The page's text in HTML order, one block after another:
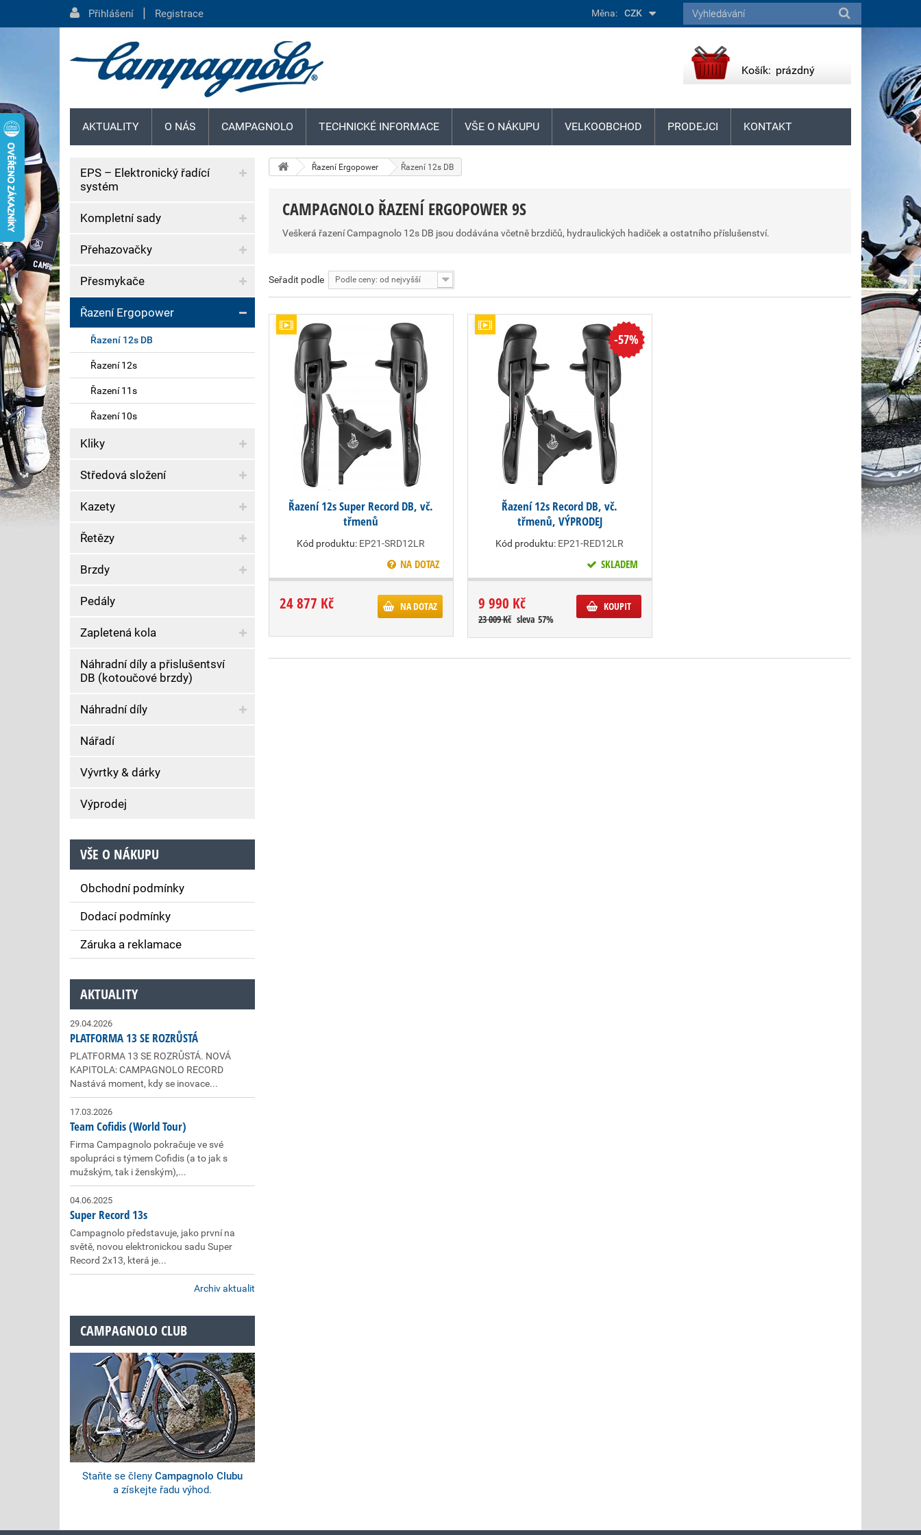
Řazení Ergopower Řazení 12s DB
CAMPAGNOLO ŘAZENÍ ERGOPOWER 9S
Veškerá řazení Campagnolo 12s DB jsou dodávána včetně brzdičů, hydraulických hadiček a ostatního příslušenství.
Seřadit podle Podle ceny: od nejvyšší
Řazení 12s Super Record DB, vč.
třmenů
Kód produktu: EP21-SRD12LR
NA DOTAZ
24 877 Kč NA DOTAZ
-57%
Řazení 12s Record DB, vč.
třmenů, VÝPRODEJ
Kód produktu: EP21-RED12LR
SKLADEM
9 990 Kč
23 009 Kč sleva 57%
KOUPIT
EPS – Elektronický řadící
systém
Kompletní sady
Přehazovačky
Přesmykače
Řazení Ergopower
Řazení 12s DB
Řazení 12s
Řazení 11s
Řazení 10s
Kliky
Středová složení
Kazety
Řetězy
Brzdy
Pedály
Zapletená kola
Náhradní díly a přislušentsví
DB (kotoučové brzdy)
Náhradní díly
Nářadí
Vývrtky & dárky
Výprodej
VŠE O NÁKUPU
Obchodní podmínky
Dodací podmínky
Záruka a reklamace
AKTUALITY
29.04.2026
PLATFORMA 13 SE ROZRŮSTÁ
PLATFORMA 13 SE ROZRŮSTÁ. NOVÁ
KAPITOLA: CAMPAGNOLO RECORD
Nastává moment, kdy se inovace...
17.03.2026
Team Cofidis (World Tour)
Firma Campagnolo pokračuje ve své
spolupráci s týmem Cofidis (a to jak s
mužským, tak i ženským),...
04.06.2025
Super Record 13s
Campagnolo představuje, jako první na
světě, novou elektronickou sadu Super
Record 2x13, která je...
Archiv aktualit
CAMPAGNOLO CLUB
Staňte se členy Campagnolo Clubu
a získejte řadu výhod.
Přihlášení | Registrace Měna: CZK
Košík: prázdný
AKTUALITY O NÁS CAMPAGNOLO TECHNICKÉ INFORMACE VŠE O NÁKUPU VELKOOBCHOD PRODEJCI KONTAKT